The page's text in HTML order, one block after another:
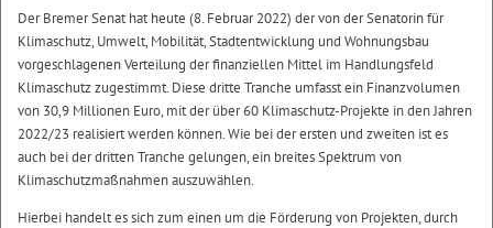
Der Bremer Senat hat heute (8. Februar 2022) der von der Senatorin für
Klimaschutz, Umwelt, Mobilität, Stadtentwicklung und Wohnungsbau
vorgeschlagenen Verteilung der finanziellen Mittel im Handlungsfeld
Klimaschutz zugestimmt. Diese dritte Tranche umfasst ein Finanzvolumen
von 30,9 Millionen Euro, mit der über 60 Klimaschutz-Projekte in den Jahren
2022/23 realisiert werden können. Wie bei der ersten und zweiten ist es
auch bei der dritten Tranche gelungen, ein breites Spektrum von
Klimaschutzmaßnahmen auszuwählen.
Hierbei handelt es sich zum einen um die Förderung von Projekten, durch